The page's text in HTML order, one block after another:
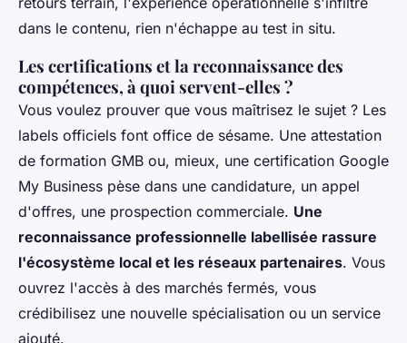
dans le contenu, rien n'échappe au test in situ.
Les certifications et la reconnaissance des
compétences, à quoi servent-elles ?
Vous voulez prouver que vous maîtrisez le sujet ? Les
labels officiels font office de sésame. Une attestation
de formation GMB ou, mieux, une certification Google
My Business pèse dans une candidature, un appel
d'offres, une prospection commerciale. Une
reconnaissance professionnelle labellisée rassure
l'écosystème local et les réseaux partenaires. Vous
ouvrez l'accès à des marchés fermés, vous
crédibilisez une nouvelle spécialisation ou un service
ajouté.